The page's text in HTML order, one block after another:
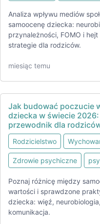
Analiza wpływu mediów
samoocenę dziecka:
przynależności, FOMO i
strategie dla rodziców.
miesiąc temu
Jak budować poczucie
dziecka w świecie
przewodnik dla
Rodzicielstwo
Zdrowie psychiczne
Poznaj różnicę między
wartości i sprawdzone
dziecka: więź,
komunikacja.